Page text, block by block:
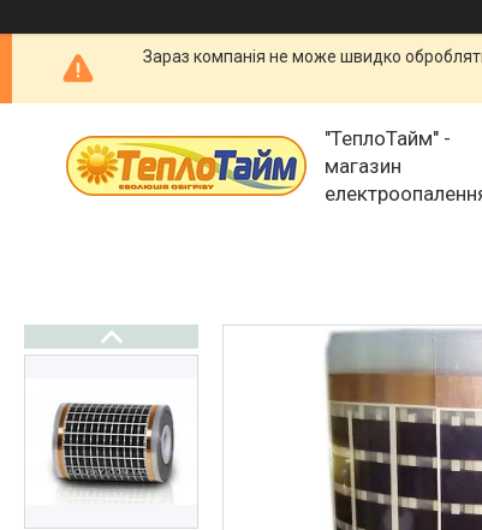
Зараз компанія не може швидко
"ТеплоТайм" -
магазин